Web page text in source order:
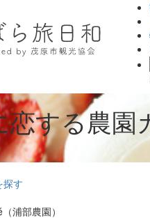
恋する農園
探す
浦部農園）